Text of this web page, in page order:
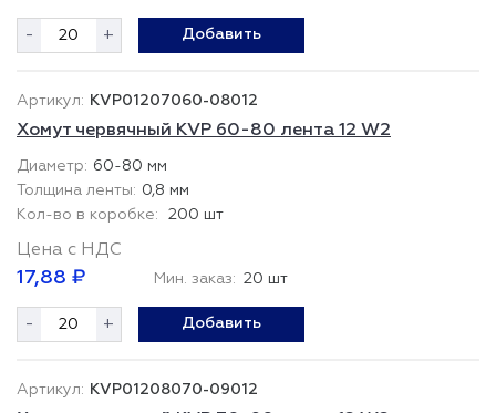
- + Добавить
KVP01207060-08012
Хомут червячный KVP 60-80 лента 12 W2
60-80 мм
0,8 мм
200 шт
Цена с НДС
17,88 ₽ Мин. заказ: 20 шт
- + Добавить
KVP01208070-09012